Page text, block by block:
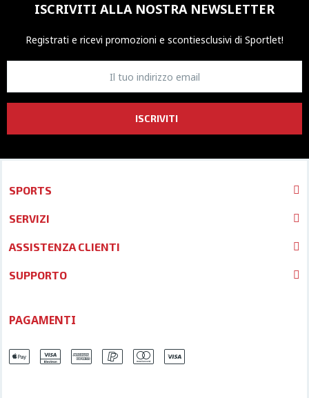
ISCRIVITI ALLA NOSTRA NEWSLETTER
Registrati e ricevi promozioni e scontiesclusivi di Sportlet!
ISCRIVITI
SPORTS
SERVIZI
ASSISTENZA CLIENTI
SUPPORTO
PAGAMENTI